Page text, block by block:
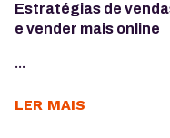
Estratégias de
e vender mais online
...
LER MAIS